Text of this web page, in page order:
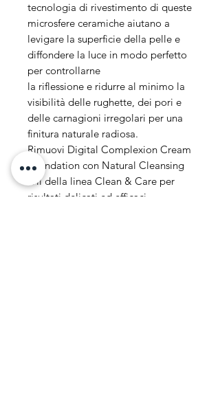
tecnologia di rivestimento di queste
microsfere ceramiche aiutano a
levigare la superficie della pelle e
diffondere la luce in modo perfetto
per controllarne
la riflessione e ridurre al minimo la
visibilità delle rughette, dei pori e
delle carnagioni irregolari per una
finitura naturale radiosa.
Rimuovi Digital Complexion Cream
Foundation con Natural Cleansing
Oil della linea Clean & Care per
risultati delicati ed efficaci.